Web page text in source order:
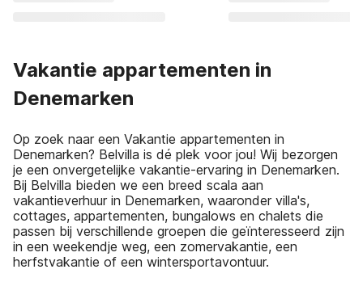
Vakantie appartementen in
Denemarken
Op zoek naar een Vakantie appartementen in
Denemarken? Belvilla is dé plek voor jou! Wij bezorgen
je een onvergetelijke vakantie-ervaring in Denemarken.
Bij Belvilla bieden we een breed scala aan
vakantieverhuur in Denemarken, waaronder villa's,
cottages, appartementen, bungalows en chalets die
passen bij verschillende groepen die geïnteresseerd zijn
in een weekendje weg, een zomervakantie, een
herfstvakantie of een wintersportavontuur.